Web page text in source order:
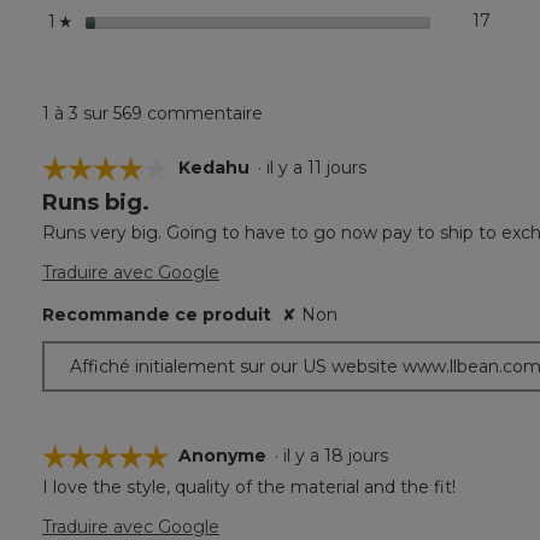
1 ☆ étoiles 17
1 à 3 sur 569 commentaire
☆☆☆☆☆
☆☆☆☆☆
4
sur
5.
Kedahu · il y a 11 jours
Runs big.
Runs very big. Going to have to go now pay to ship to
Traduire avec Google
Recommande ce produit
✘ Non
Affiché initialement sur our US website www.llbean.com
☆☆☆☆☆
☆☆☆☆☆
sur
Anonyme · il y a 18 jours
I love the style, quality of the material and the fit!
Traduire avec Google